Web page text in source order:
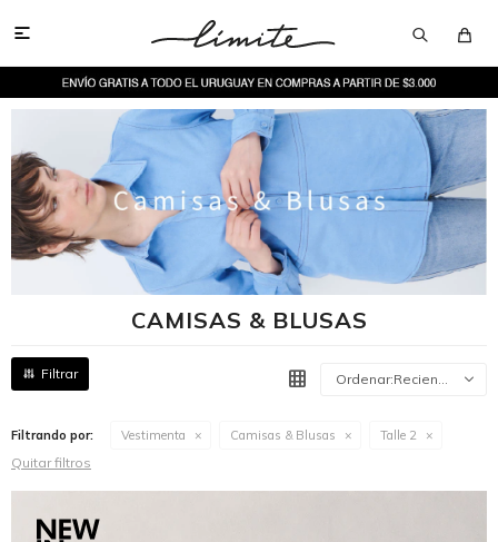

CAMISAS & BLUSAS
Recientes
Filtrando por: Vestimenta Camisas & Blusas Talle 2
Quitar filtros